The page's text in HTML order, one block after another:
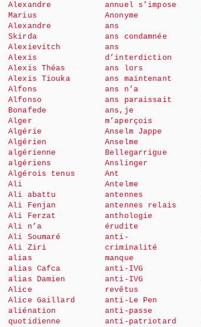
Alexandre
Marius
Alexandre
Skirda
Alexievitch
Alexis
Alexis Théas
Alexis Tiouka
Alfons
Alfonso
Bonafede
Alger
Algérie
Algérien
algérienne
algériens
Algérois tenus
Ali
Ali abattu
Ali Fenjan
Ali Ferzat
Ali n’a
Ali Soumaré
Ali Ziri
alias
alias Cafca
alias Damien
Alice
Alice Gaillard
aliénation
quotidienne
annuel s’impose
Anonyme
ans
ans condamnée
ans
d’interdiction
ans lors
ans maintenant
ans n’a
ans paraissait
ans,je
m’aperçois
Anselm Jappe
Anselme
Bellegarrigue
Anslinger
Ant
Antelme
antennes
antennes relais
anthologie
érudite
anti-
criminalité
manque
anti-IVG
anti-IVG
revêtus
anti-Le Pen
anti-passe
anti-patriotard